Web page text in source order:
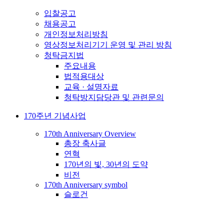
입찰공고
채용공고
개인정보처리방침
영상정보처리기기 운영 및 관리 방침
청탁금지법
주요내용
법적용대상
교육 · 설명자료
청탁방지담당관 및 관련문의
170주년 기념사업
170th Anniversary Overview
총장 축사글
연혁
170년의 빛, 30년의 도약
비전
170th Anniversary symbol
슬로건